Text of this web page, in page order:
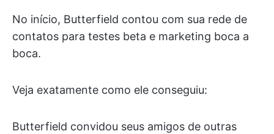
No início, Butterfield contou com sua rede de
contatos para testes beta e marketing boca a
boca.
Veja exatamente como ele conseguiu:
Butterfield convidou seus amigos de outras